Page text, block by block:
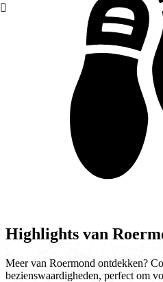
Highlights van
Meer van Roermond ontdekken?
bezienswaardigheden, perfect om